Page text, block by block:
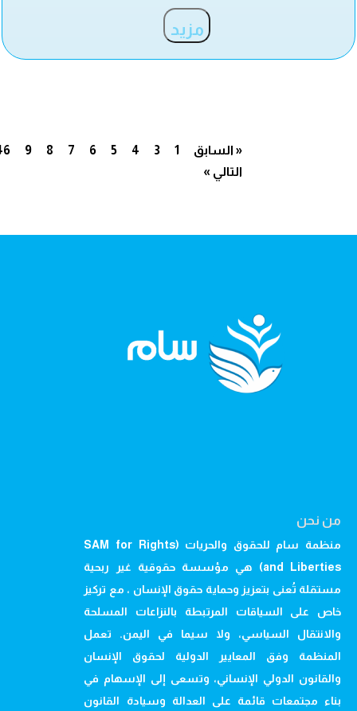
مزيد
« السابق 1
3
4
5
6
7
8
9
التالي »
من نحن
منظمة سام للحقوق والحريات (SAM for Rights
and Liberties) هي مؤسسة حقوقية غير ربحية
مستقلة تُعنى بتعزيز وحماية حقوق الإنسان ، مع تركيز
خاص على السياقات المرتبطة بالنزاعات المسلحة
والانتقال السياسي، ولا سيما في اليمن. تعمل
المنظمة وفق المعايير الدولية لحقوق الإنسان
والقانون الدولي الإنساني، وتسعى إلى الإسهام في
بناء مجتمعات قائمة على العدالة وسيادة القانون